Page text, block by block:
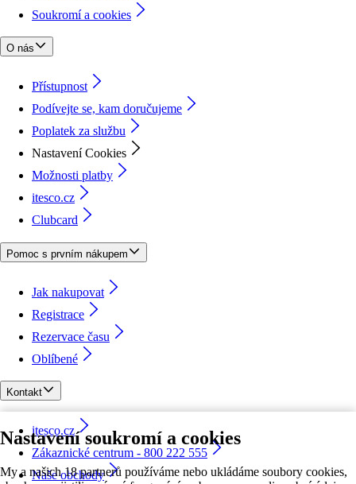
Nastavení soukromí a cookies
My a našich 18 partnerů používáme nebo ukládáme soubory cookies,
Soukromí a cookies
O nás
Přístupnost
Podívejte se, kam doručujeme
Poplatek za službu
Nastavení Cookies
Možnosti platby
itesco.cz
Clubcard
Pomoc s prvním nákupem
Jak nakupovat
Registrace
Rezervace času
Oblíbené
Kontakt
itesco.cz
Zákaznické centrum - 800 222 555
Naše obchody